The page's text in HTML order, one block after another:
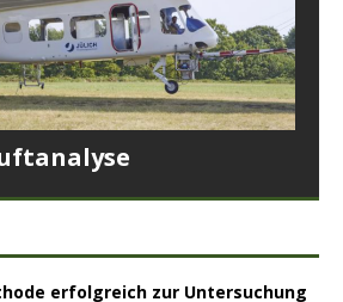
erfolgreich zur Untersuchung